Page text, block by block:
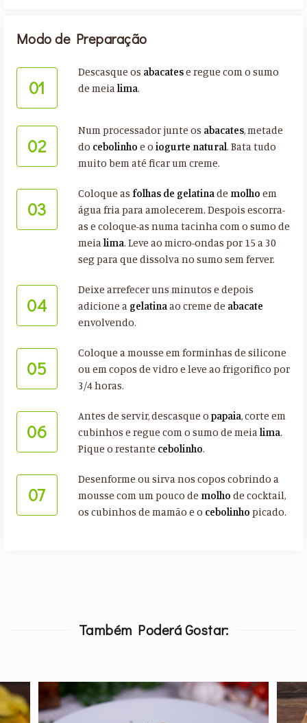
Modo de Preparação
01
Descasque os abacatese regue com o sumo
de meialima.
02
Num processador junte os abacates, metade
do cebolinho e o iogurte natural. Bata tudo
muito bem até ficar um creme.
03
Coloque as folhas de gelatinade molho em
água fria para amolecerem. Despois escorra-
as e coloque-as numa tacinha com o sumo de
meialima. Leve ao micro-ondas por 15 a 30
seg para que dissolva no sumo sem ferver.
04
Deixe arrefecer uns minutos e depois
adicione a gelatinaao creme de abacate
envolvendo.
05
Coloque a mousse em forminhas de silicone
ou em copos de vidro e leve ao frigorifico por
3/4 horas.
06
Antes de servir, descasque opapaia, corte em
cubinhos e regue com o sumo de meialima.
Pique o restante cebolinho.
07
Desenforme ou sirva nos copos cobrindo a
mousse com um pouco de molho de cocktail,
os cubinhos de mamão e o cebolinho picado.
Também Poderá Gostar: